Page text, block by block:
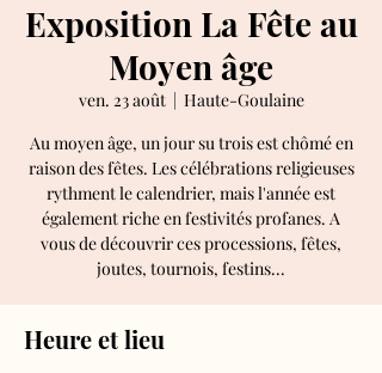
Exposition La Fête au
Moyen âge
ven. 23 août
  |
Haute-Goulaine
Au moyen âge, un jour su trois est chômé en
raison des fêtes. Les célébrations religieuses
rythment le calendrier, mais l'année est
également riche en festivités profanes. A
vous de découvrir ces processions, fêtes,
joutes, tournois, festins...
Heure et lieu